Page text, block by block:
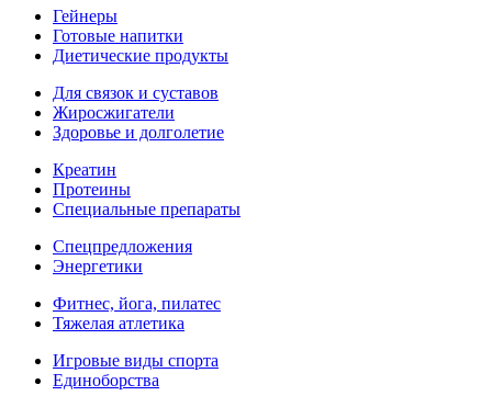
Гейнеры
Готовые напитки
Диетические продукты
Для связок и суставов
Жиросжигатели
Здоровье и долголетие
Креатин
Протеины
Специальные препараты
Спецпредложения
Энергетики
Фитнес, йога, пилатес
Тяжелая атлетика
Игровые виды спорта
Единоборства